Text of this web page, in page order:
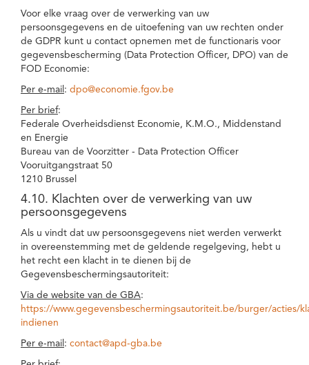
Voor elke vraag over de verwerking van uw
persoonsgegevens en de uitoefening van uw rechten onder
de GDPR kunt u contact opnemen met de functionaris voor
gegevensbescherming (Data Protection Officer, DPO) van de
FOD Economie:
Per e-mail : dpo@economie.fgov.be
Per brief:
Federale Overheidsdienst Economie, K.M.O., Middenstand
en Energie
Bureau van de Voorzitter - Data Protection Officer
Vooruitgangstraat 50
1210 Brussel
4.10. Klachten over de verwerking van uw
persoonsgegevens
Als u vindt dat uw persoonsgegevens niet werden verwerkt
in overeenstemming met de geldende regelgeving, hebt u
het recht een klacht in te dienen bij de
Gegevensbeschermingsautoriteit:
Via de website van de GBA:
https://www.gegevensbeschermingsautoriteit.be/burger/acties/
indienen
Per e-mail : contact@apd-gba.be